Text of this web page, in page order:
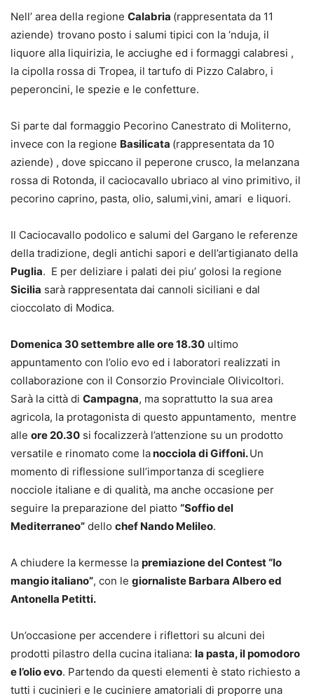
Nell’ area della regione Calabria (rappresentata da 11
aziende) trovano posto i salumi tipici con la ‘nduja, il
liquore alla liquirizia, le acciughe ed i formaggi calabresi ,
la cipolla rossa di Tropea, il tartufo di Pizzo Calabro, i
peperoncini, le spezie e le confetture.
Si parte dal formaggio Pecorino Canestrato di Moliterno,
invece con la regione Basilicata (rappresentata da 10
aziende) , dove spiccano il peperone crusco, la melanzana
rossa di Rotonda, il caciocavallo ubriaco al vino primitivo, il
pecorino caprino, pasta, olio, salumi,vini, amari e liquori.
Il Caciocavallo podolico e salumi del Gargano le referenze
della tradizione, degli antichi sapori e dell’artigianato della
Puglia. E per deliziare i palati dei piu’ golosi la regione
Sicilia sarà rappresentata dai cannoli siciliani e dal
cioccolato di Modica.
Domenica 30 settembre alle ore 18.30 ultimo
appuntamento con l’olio evo ed i laboratori realizzati in
collaborazione con il Consorzio Provinciale Olivicoltori.
Sarà la città di Campagna, ma soprattutto la sua area
agricola, la protagonista di questo appuntamento, mentre
alle ore 20.30 si focalizzerà l’attenzione su un prodotto
versatile e rinomato come lanocciola di Giffoni.Un
momento di riflessione sull’importanza di scegliere
nocciole italiane e di qualità, ma anche occasione per
seguire la preparazione del piatto “Soffio del
Mediterraneo” dello chef Nando Melileo.
A chiudere la kermesse la premiazione del Contest “Io
mangio italiano”, con le giornaliste Barbara Albero ed
Antonella Petitti.
Un’occasione per accendere i riflettori su alcuni dei
prodotti pilastro della cucina italiana: la pasta, il pomodoro
e l’olio evo. Partendo da questi elementi è stato richiesto a
tutti i cucinieri e le cuciniere amatoriali di proporre una